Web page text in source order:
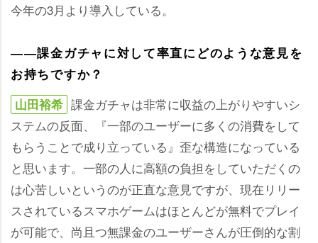
今年の3月より導入している。
――課金ガチャに対して率直にどのような意見を
お持ちですか？
山田裕希 課金ガチャは非常に収益の上がりやすいシ
ステムの反面、『一部のユーザーに多くの消費をして
もらうことで成り立っている』歪な構造になっている
と思います。一部の人に高額の負担をしていただくの
は心苦しいというのが正直な意見ですが、現在リリー
スされているスマホゲームはほとんどが無料でプレイ
が可能で、尚且つ無課金のユーザーさんが圧倒的な割